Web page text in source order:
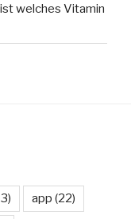
welches Vitamin
app (22)